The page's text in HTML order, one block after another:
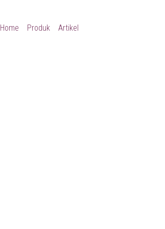
Home Produk Artikel